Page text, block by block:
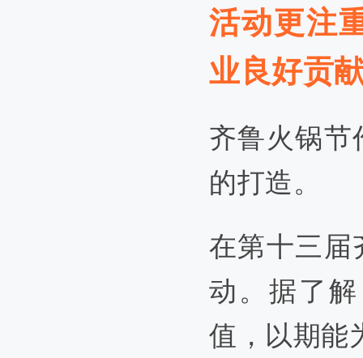
活动更注
业良好贡
齐鲁火锅
的打造。
在第十三届
动。据了
值，以期能